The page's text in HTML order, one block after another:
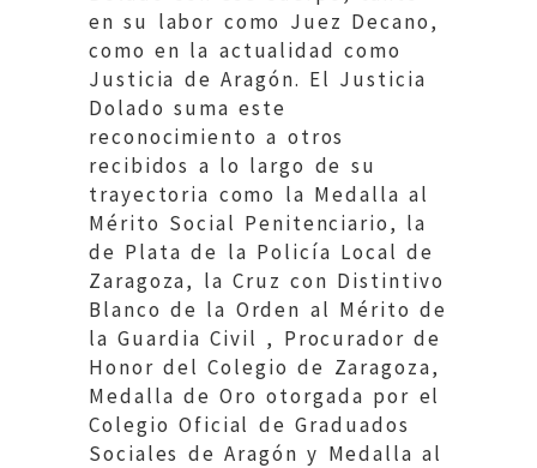
en su labor como Juez Decano,
como en la actualidad como
Justicia de Aragón. El Justicia
Dolado suma este
reconocimiento a otros
recibidos a lo largo de su
trayectoria como la Medalla al
Mérito Social Penitenciario, la
de Plata de la Policía Local de
Zaragoza, la Cruz con Distintivo
Blanco de la Orden al Mérito de
la Guardia Civil , Procurador de
Honor del Colegio de Zaragoza,
Medalla de Oro otorgada por el
Colegio Oficial de Graduados
Sociales de Aragón y Medalla al